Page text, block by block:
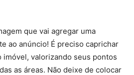
que vai agregar uma
ao anúncio! É preciso caprichar
imóvel, valorizando seus pontos
as áreas. Não deixe de colocar